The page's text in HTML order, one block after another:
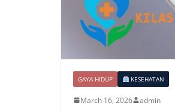
GAYA HIDUP KESEHATAN
March 16, 2026 admin